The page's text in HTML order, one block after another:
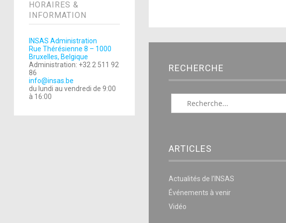
HORAIRES &
INFORMATION
INSAS Administration
Rue Thérésienne 8 – 1000
Bruxelles, Belgique
Administration: +32 2 511 92
86
info@insas.be
du lundi au vendredi de 9:00
à 16:00
RECHERCHE
ARTICLES
Actualités de l’INSAS
Événements à venir
Vidéo